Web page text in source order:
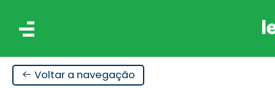
Voltar a navegação